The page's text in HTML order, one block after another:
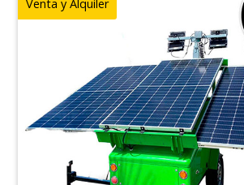
Venta y Alquiler